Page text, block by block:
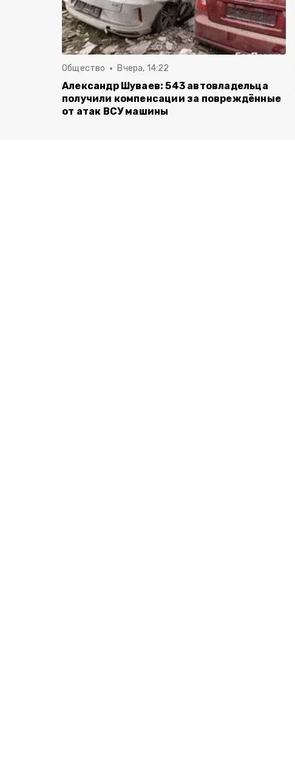
Общество Вчера, 14:22
Александр Шуваев: 543 автовладельца
получили компенсации за повреждённые
от атак ВСУ машины